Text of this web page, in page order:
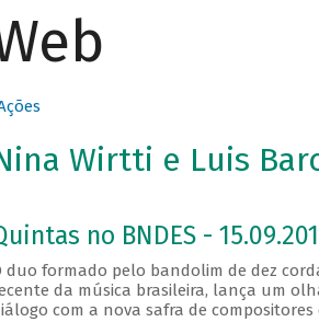
Wirtti e Luis
no BNDES -
duo formado pelo bandolim de dez
da música brasileira, lança um
com a nova safra de